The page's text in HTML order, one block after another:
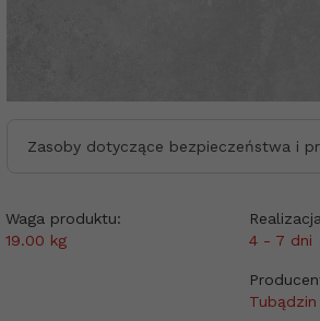
Zasoby dotyczące bezpieczeństwa i
Waga produktu:
19.00 kg
4 - 7 dni
Tubądzin